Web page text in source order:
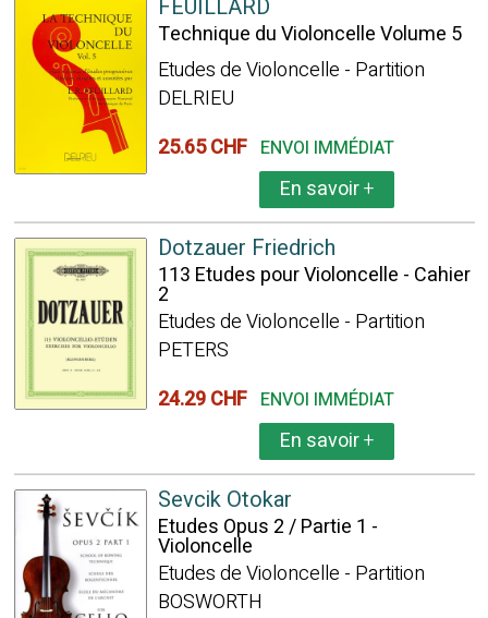
FEUILLARD
Technique du Violoncelle Volume 5
Etudes de Violoncelle - Partition
DELRIEU
25.65 CHF ENVOI IMMÉDIAT
En savoir+
Dotzauer Friedrich
113 Etudes pour Violoncelle - Cahier
2
Etudes de Violoncelle - Partition
PETERS
24.29 CHF ENVOI IMMÉDIAT
En savoir+
Sevcik Otokar
Etudes Opus 2 / Partie 1 -
Violoncelle
Etudes de Violoncelle - Partition
BOSWORTH